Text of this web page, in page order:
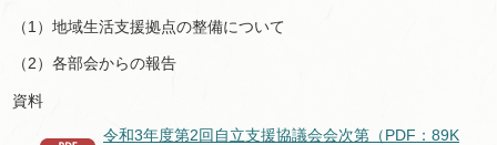
（1）地域生活支援拠点の整備について
（2）各部会からの報告
資料
令和3年度第2回自立支援協議会会次第（PDF：89K